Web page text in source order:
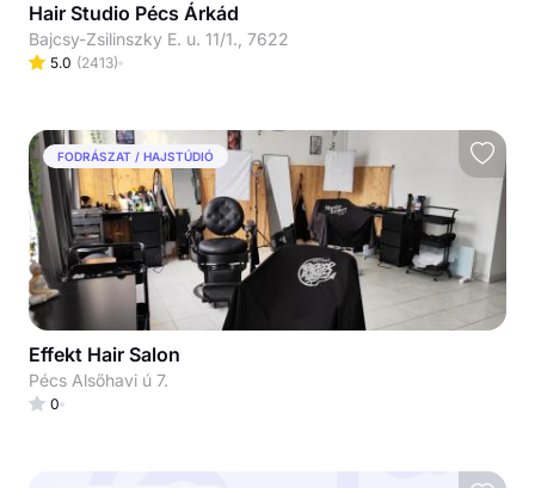
Hair Studio Pécs Árkád
Bajcsy-Zsilinszky E. u. 11/1., 7622
5.0 (2413)
FODRÁSZAT / HAJSTÚDIÓ
Effekt Hair Salon
Pécs Alsőhavi ú 7.
0